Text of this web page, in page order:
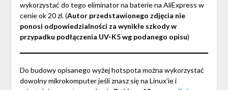
wykorzystać do tego eliminator na baterie na AliExpress w
cenie ok 20 zl. (Autor przedstawionego zdjęcia nie
ponosi odpowiedzialności za wynikłe szkody w
przypadku podłączenia UV-K5 wg podanego opisu)
Do budowy opisanego wyżej hotspota można wykorzystać
dowolny mikrokomputer jeśli znasz się na Linux’ie i